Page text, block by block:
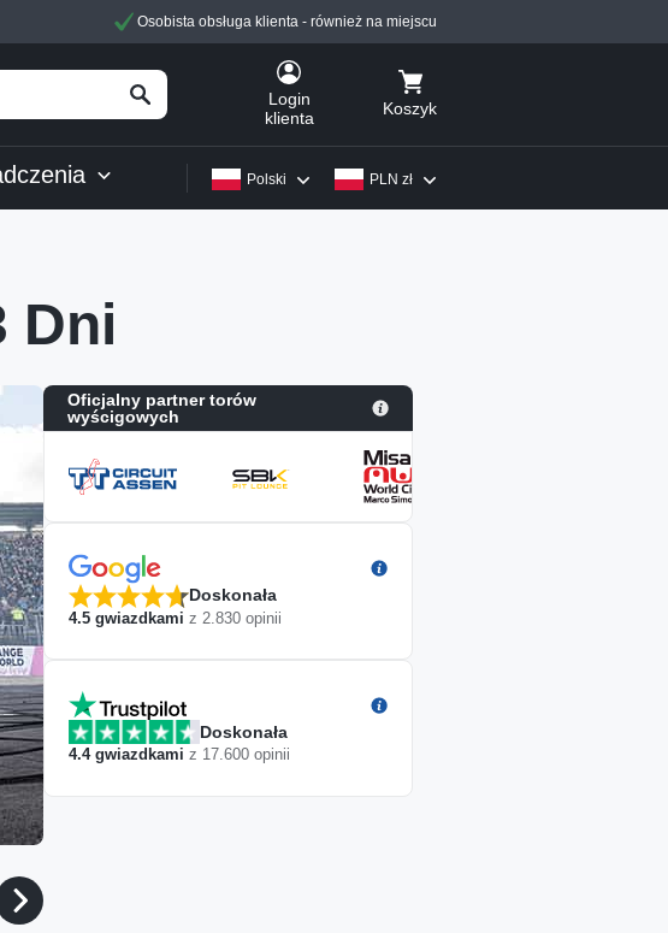
Osobista obsługa klienta - również na miejscu
Login
klienta
Koszyk
PLN zł
Polski
Dni
Oficjalny partner torów
wyścigowych
Doskonała
4.5 gwiazdkami z 2.830 opinii
Doskonała
4.4gwiazdkami z 17.600 opinii